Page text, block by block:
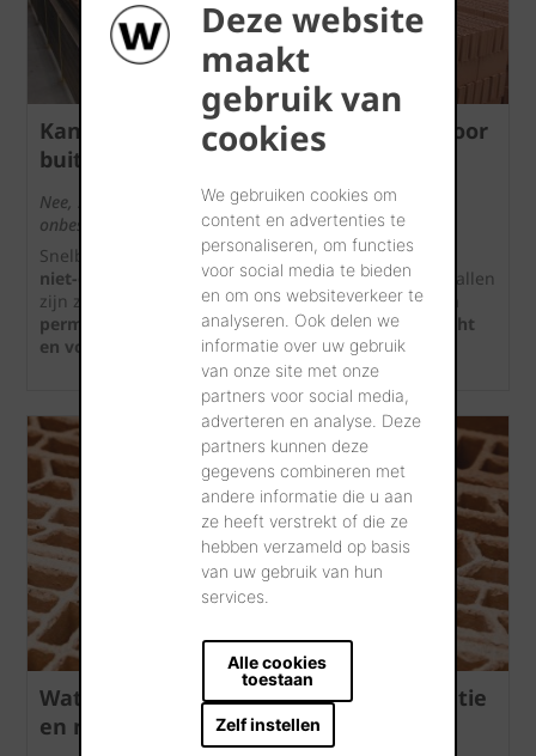
Deze website
maakt
gebruik van
cookies
We gebruiken cookies om
content en advertenties te
personaliseren, om functies
voor social media te bieden
en om ons websiteverkeer te
analyseren. Ook delen we
informatie over uw gebruik
van onze site met onze
partners voor social media,
adverteren en analyse. Deze
partners kunnen deze
gegevens combineren met
andere informatie die u aan
ze heeft verstrekt of die ze
hebben verzameld op basis
van uw gebruik van hun
services.
Alle cookies
toestaan
Zelf instellen
Kan u een snelbouwsteen gebruiken voor
buitenmetselwerk?
Nee, standaard snelbouwstenen zijn niet geschikt voor
onbeschermd buitenmetselwerk.
Snelbouwstenen zijn ontworpen voordragend en
niet‑dragend binnenmetselwerk. In de meeste gevallen
zijn ze
niet vorstbestendigen dusniet bedoeld om
permanent blootgesteld te worden aan regen, vocht
en vorst
Wat is het verschil tussen maattolerantie
en maatspreiding?